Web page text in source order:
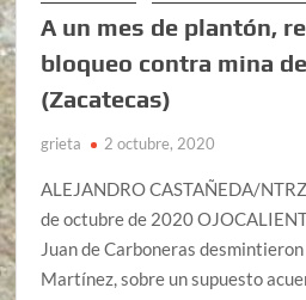
A un mes de plantón,
bloqueo contra mina
(Zacatecas)
grieta 2 octubre, 2020
ALEJANDRO CASTAÑEDA/
de octubre de 2020
Juan de Carboneras
Martínez, sobre un supuesto